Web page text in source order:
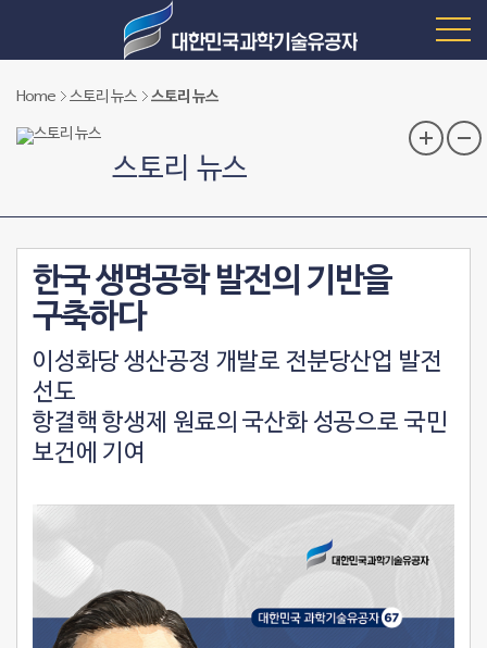
Home 스토리 뉴스 스토리 뉴스
스토리 뉴스
한국 생명공학 발전의 기반을
구축하다
이성화당 생산공정 개발로 전분당산업 발전
선도
항결핵 항생제 원료의 국산화 성공으로 국민
보건에 기여